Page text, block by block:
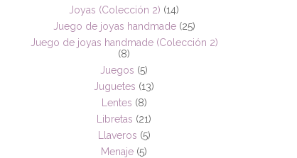
Joyas (Colección 2) (14)
Juego de joyas handmade (25)
Juego de joyas handmade (Colección 2)
(8)
Juegos (5)
Juguetes (13)
Lentes (8)
Libretas (21)
Llaveros (5)
Menaje (5)